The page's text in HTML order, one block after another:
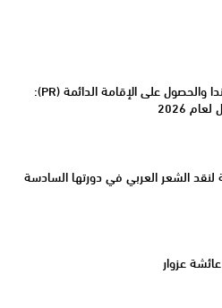
الهجرة إلى كندا والحصول على الإقامة الدائمة (PR):
2026
لنقد الشعر العربي في دورتها السادسة
عزوار